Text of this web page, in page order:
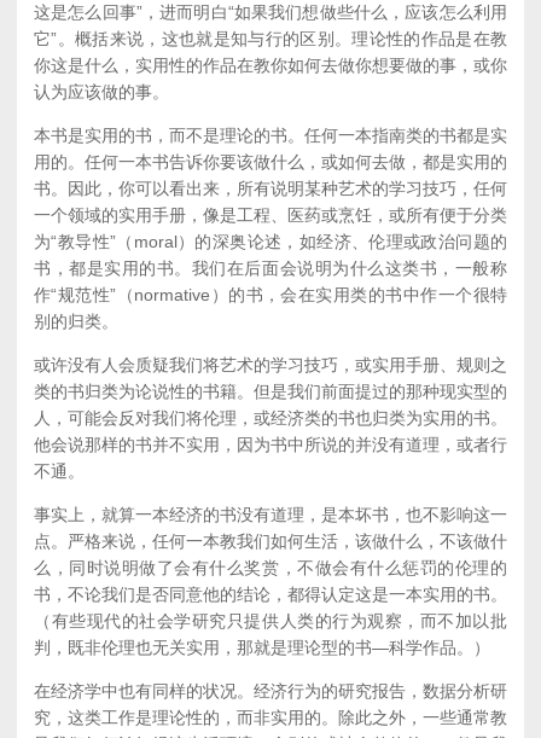
这是怎么回事”，进而明白“如果我们想做些什么，应该怎么利用
它”。概括来说，这也就是知与行的区别。理论性的作品是在教
你这是什么，实用性的作品在教你如何去做你想要做的事，或你
认为应该做的事。
本书是实用的书，而不是理论的书。任何一本指南类的书都是实
用的。任何一本书告诉你要该做什么，或如何去做，都是实用的
书。因此，你可以看出来，所有说明某种艺术的学习技巧，任何
一个领域的实用手册，像是工程、医药或烹饪，或所有便于分类
为“教导性”（moral）的深奥论述，如经济、伦理或政治问题的
书，都是实用的书。我们在后面会说明为什么这类书，一般称
作“规范性”（normative）的书，会在实用类的书中作一个很特
别的归类。
或许没有人会质疑我们将艺术的学习技巧，或实用手册、规则之
类的书归类为论说性的书籍。但是我们前面提过的那种现实型的
人，可能会反对我们将伦理，或经济类的书也归类为实用的书。
他会说那样的书并不实用，因为书中所说的并没有道理，或者行
不通。
事实上，就算一本经济的书没有道理，是本坏书，也不影响这一
点。严格来说，任何一本教我们如何生活，该做什么，不该做什
么，同时说明做了会有什么奖赏，不做会有什么惩罚的伦理的
书，不论我们是否同意他的结论，都得认定这是一本实用的书。
（有些现代的社会学研究只提供人类的行为观察，而不加以批
判，既非伦理也无关实用，那就是理论型的书—科学作品。）
在经济学中也有同样的状况。经济行为的研究报告，数据分析研
究，这类工作是理论性的，而非实用的。除此之外，一些通常教